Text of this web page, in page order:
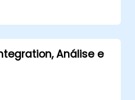
práticas para
do DAX.
Análise e